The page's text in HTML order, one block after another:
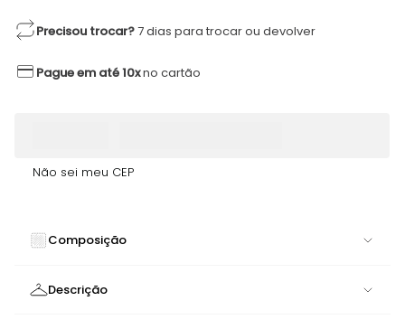
Precisou trocar?7 dias para trocar ou devolver
Pague em até 10xno cartão
Não sei meu CEP
Composição
Descrição